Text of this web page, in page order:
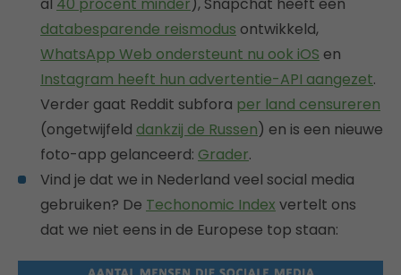
databesparende reismodus ontwikkeld,
WhatsApp Web ondersteunt nu ook iOS en
Instagram heeft hun advertentie-API aangezet.
Verder gaat Reddit subfora per land censureren
(ongetwijfeld dankzij de Russen) en is een nieuwe
foto-app gelanceerd: Grader.
Vind je dat we in Nederland veel social media
gebruiken? De Techonomic Index vertelt ons
dat we niet eens in de Europese top staan: